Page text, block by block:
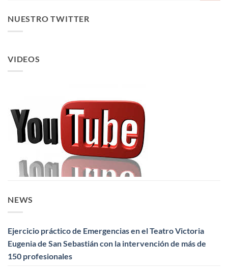
NUESTRO TWITTER
VIDEOS
NEWS
Ejercicio práctico de Emergencias en el Teatro Victoria
Eugenia de San Sebastián con la intervención de más de
150 profesionales